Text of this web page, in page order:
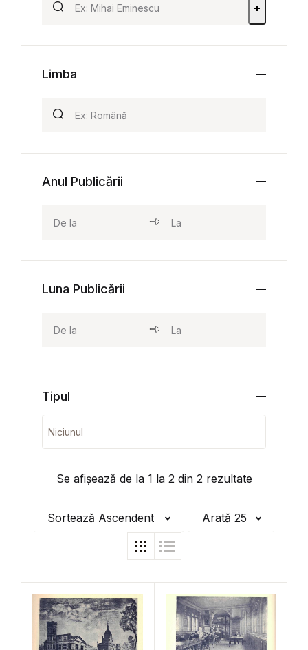
Se afișează de la 1 la 2din 2rezultate
Sortează Ascendent Arată 25
+
Limba
Anul Publicării
Luna Publicării
Tipul